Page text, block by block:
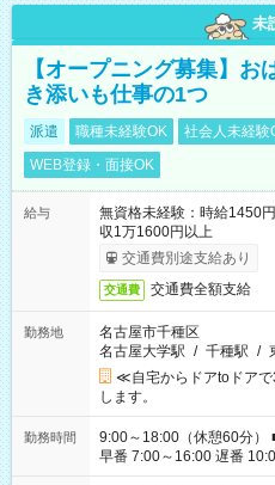
未
【オープニング募集】
き添いも仕事の1つ
派遣 職種未経験OK 社会人未経験
WEB登録・面接OK
給与
無資格未経験：時給
収1万1600円以上
交通費別途支給あり
交通費 交通費全額支給
勤務地
名古屋市千種区
名古屋大学駅 / 千種駅 /
≪自宅からドアtoドア
します。
勤務時間
9:00～18:00（休憩60分） ■ご希望があれば下記シフトもOK！
早番 7:00～16:00 遅番 10:00
と休みを合わせたい」 「